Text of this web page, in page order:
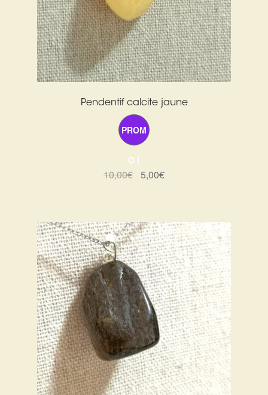
Pendentif calcite jaune
PROM
O !
10,00€ Le
10,00€.
5,00€Le
5,00€.